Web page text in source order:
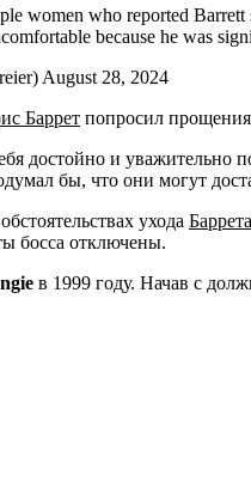
women who reported
because he was
August 28, 2024
Баррет попросил прощения
достойно и
бы, что они могут
ухода Баррета
босса отключены.
в 1999 году. Начав с